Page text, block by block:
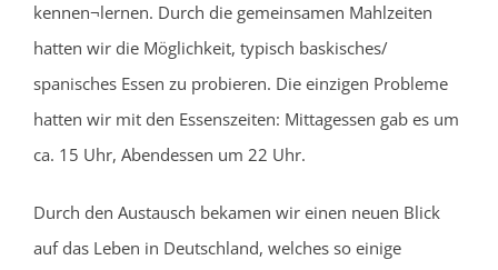
kennen¬lernen. Durch die gemeinsamen Mahlzeiten
hatten wir die Möglichkeit, typisch baskisches/
spanisches Essen zu probieren. Die einzigen Probleme
hatten wir mit den Essenszeiten: Mittagessen gab es um
ca. 15 Uhr, Abendessen um 22 Uhr.
Durch den Austausch bekamen wir einen neuen Blick
auf das Leben in Deutschland, welches so einige